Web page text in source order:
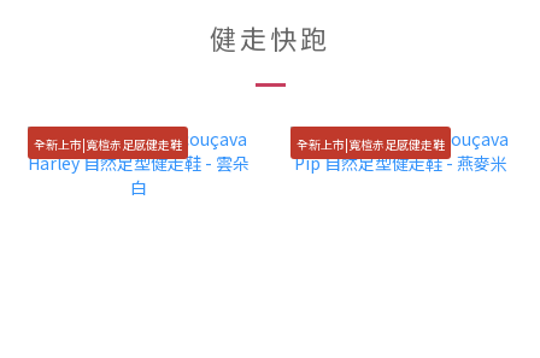
健走快跑
全新上市|寬楦赤足感健走鞋 全新上市|寬楦赤足感健走鞋